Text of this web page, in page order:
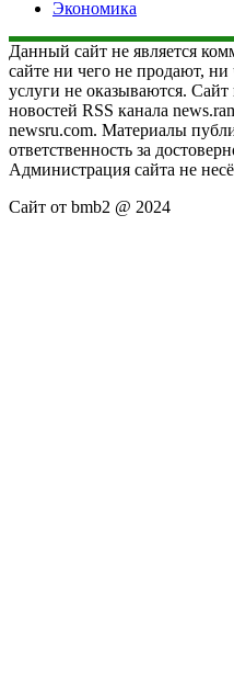
Экономика
Данный сайт не является
сайте ни чего не продают,
услуги не оказываются. Сайт
новостей RSS канала
newsru.com. Материалы
ответственность за
Администрация сайта не
Сайт от bmb2 @ 2024